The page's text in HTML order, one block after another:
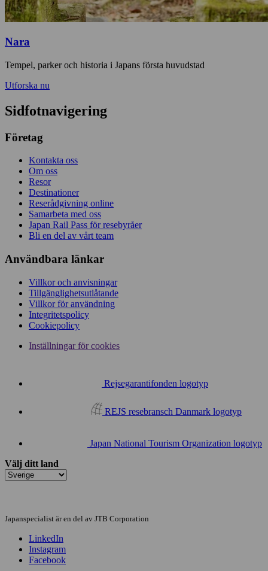
Nara
Tempel, parker och historia i Japans första huvudstad
Utforska nu
Sidfotnavigering
Företag
Kontakta oss
Om oss
Resor
Destinationer
Reserådgivning online
Samarbeta med oss
Japan Rail Pass för resebyråer
Bli en del av vårt team
Användbara länkar
Villkor och anvisningar
Tillgänglighetsutlåtande
Villkor för användning
Integritetspolicy
Cookiepolicy
Inställningar för cookies
Rejsegarantifonden logotyp
REJS resebransch Danmark logotyp
Japan National Tourism Organization logotyp
Välj ditt land
Japanspecialist är en del av JTB Corporation
LinkedIn
Instagram
Facebook